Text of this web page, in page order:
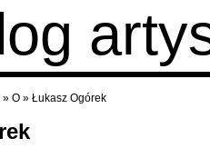
» O » Łukasz Ogórek